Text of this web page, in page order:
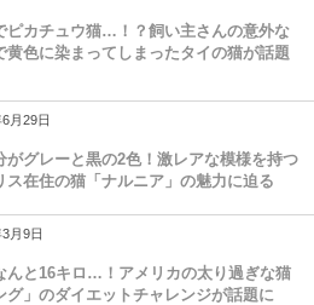
ピカチュウ猫…！？飼い主さんの意外な
黄色に染まってしまったタイの猫が話題
月29日
がグレーと黒の2色！激レアな模様を持つ
ス在住の猫「ナルニア」の魅力に迫る
月9日
んと16キロ…！アメリカの太り過ぎな猫
グ」のダイエットチャレンジが話題に